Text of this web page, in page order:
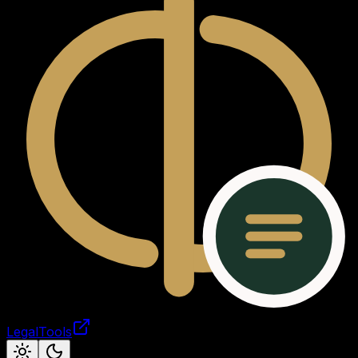
LegalTools